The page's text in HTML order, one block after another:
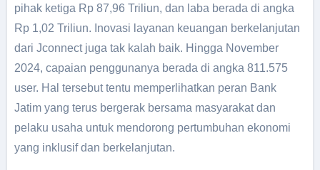
pihak ketiga Rp 87,96 Triliun, dan laba berada di angka
Rp 1,02 Triliun. Inovasi layanan keuangan berkelanjutan
dari Jconnect juga tak kalah baik. Hingga November
2024, capaian penggunanya berada di angka 811.575
user. Hal tersebut tentu memperlihatkan peran Bank
Jatim yang terus bergerak bersama masyarakat dan
pelaku usaha untuk mendorong pertumbuhan ekonomi
yang inklusif dan berkelanjutan.